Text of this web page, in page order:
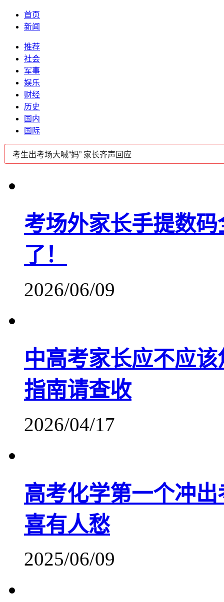
首页
新闻
推荐
社会
军事
娱乐
财经
历史
国内
国际
考场外家长手提数
了！
2026/06/09
中高考家长应不应
指南请查收
2026/04/17
高考化学第一个冲
喜有人愁
2025/06/09